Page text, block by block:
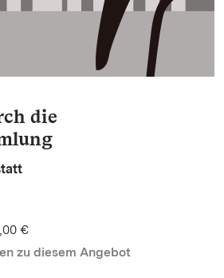
die
€
zu diesem Angebot